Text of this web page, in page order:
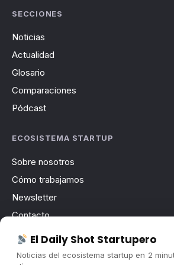
SECCIONES
Noticias
Actualidad
Glosario
Comparaciones
Pódcast
ECOSISTEMA STARTUP
Sobre nosotros
Cómo trabajamos
Newsletter
Contacto
Publicidad
Convocatorias
El Daily Shot Startupero
Noticias del ecosistema startup en 2